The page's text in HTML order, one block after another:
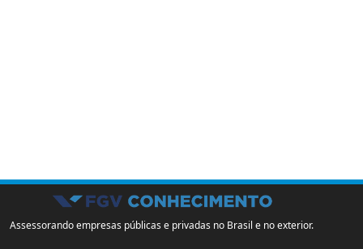
Assessorando empresas públicas e privadas no Brasil e no exterior.